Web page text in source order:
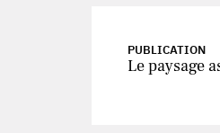
PUBLICATION
Le paysage